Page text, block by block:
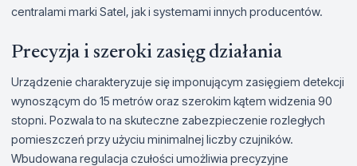
centralami marki Satel, jak i systemami innych producentów.
Precyzja i szeroki zasięg działania
Urządzenie charakteryzuje się imponującym zasięgiem detekcji
wynoszącym do 15 metrów oraz szerokim kątem widzenia 90
stopni. Pozwala to na skuteczne zabezpieczenie rozległych
pomieszczeń przy użyciu minimalnej liczby czujników.
Wbudowana regulacja czułości umożliwia precyzyjne